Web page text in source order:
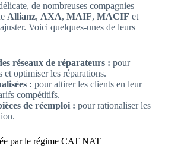
de nombreuses compagnies
Allianz, AXA, MAIF, MACIF et
Voici quelques-unes de leurs
réseaux de réparateurs : pour
et optimiser les réparations.
: pour attirer les clients en leur
compétitifs.
de réemploi : pour rationaliser les
par le régime CAT NAT